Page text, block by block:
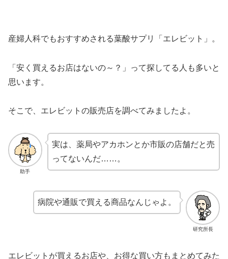
産婦人科でもおすすめされる葉酸サプリ「エレビット」。
「安く買えるお店はないの～？」って探してる人も多いと
思います。
そこで、エレビットの販売店を調べてみましたよ。
助手
実は、薬局やアカホンとか市販の店舗だと売
ってないんだ……。
研究所長
病院や通販で買える商品なんじゃよ。
エレビットが買えるお店や、お得な買い方もまとめてみた